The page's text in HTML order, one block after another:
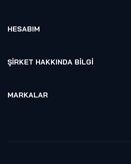
Elektronik
HESABIM
Sepet
ŞIRKET HAKKINDA BILGI
Referanslarımız
MARKALAR